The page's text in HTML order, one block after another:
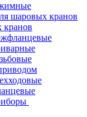
шаровых кранов
кранов